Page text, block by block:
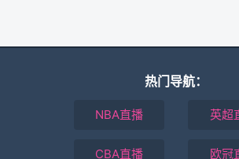
热门导航：
NBA直播 英超
CBA直播 欧冠